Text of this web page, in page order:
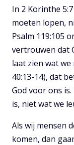
In 2 Korinthe
moeten lopen,
Psalm 119:105
vertrouwen dat
laat zien wat we
40:13-14), dat
God voor ons
is, niet wat we
Als wij mensen
komen, dan